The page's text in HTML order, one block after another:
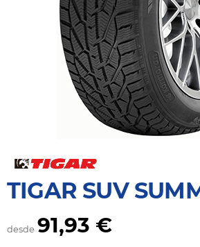
TIGAR SUV
desde 91,93 €